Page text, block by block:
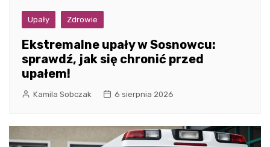
Upały Zdrowie
Ekstremalne upały w Sosnowcu:
sprawdź, jak się chronić przed
upałem!
Kamila Sobczak 6 sierpnia 2026